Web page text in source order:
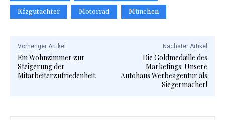
Kfzgutachter
Motorrad München
Vorheriger Artikel
Ein Wohnzimmer zur
Steigerung der
Mitarbeiterzufriedenheit
Nächster Artikel
Die Goldmedaille des
Marketings: Unsere
Autohaus Werbeagentur als
Siegermacher!